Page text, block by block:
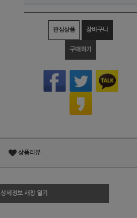
관심상품 장바구니
구매하기
상품리뷰
상세정보 새창 열기